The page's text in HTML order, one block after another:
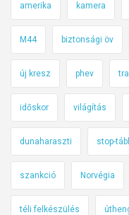
amerika kamera
M44 biztonsági öv
új kresz phev
időskor világítás
dunaharaszti stop-
szankció Norvégia
téli felkészülés